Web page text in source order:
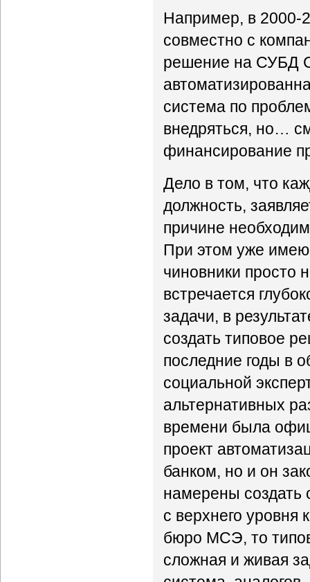
Например, в 2000-
совместно с
решение на СУБД
система по
внедряться, но…
финансирование
Дело в том, что
должность,
причине
При этом уже
чиновники просто
встречается
задачи, в
создать типовое
последние годы в
социальной
альтернативных
времени была
проект
банком, но и он
намерены
с верхнего уровня
бюро МСЭ, то
сложная и живая